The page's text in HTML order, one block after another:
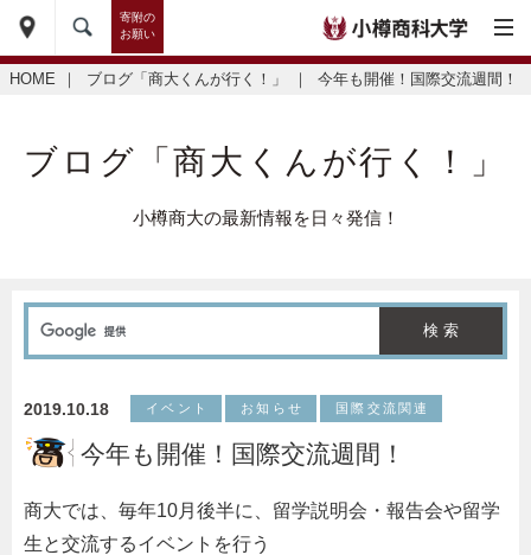
寄附の
お願い
HOME ｜ ブログ「商大くんが行く！」 ｜ 今年も開催！国際交流週間！
ブログ「商大くんが行く！」
小樽商大の最新情報を日々発信！
2019.10.18 イベント お知らせ 国際交流関連
今年も開催！国際交流週間！
商大では、毎年10月後半に、留学説明会・報告会や留学
生と交流するイベントを行う